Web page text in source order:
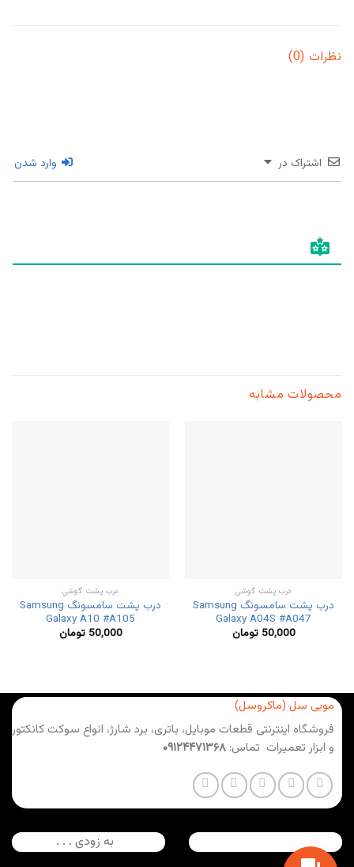
نظرات (0)
اشتراک در وارد شدن
محصولات مشابه
درب پشت گوشی
درب پشت سامسونگ Samsung
Galaxy A04S #A047
50,000 تومان
درب پشت گوشی
درب پشت سامسونگ Samsung
Galaxy A10 #A105
50,000 تومان
موبی سل (ماکروسل)
فروشگاه اینترنتی قطعات موبایل، باتری، برد شارژ، انواع سوکت کانکتور
و ابزار تعمیرات تماس: ۰۹۱۲۴۴۷۱۳۶۸
به زودی . . .